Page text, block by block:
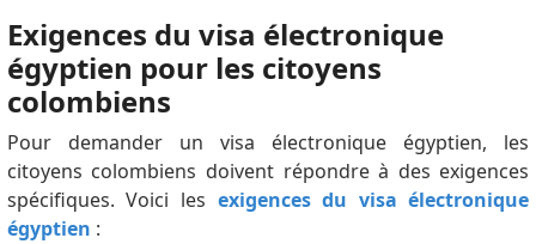
Exigences du visa électronique
égyptien pour les citoyens
colombiens
Pour demander un visa électronique égyptien, les
citoyens colombiens doivent répondre à des exigences
spécifiques. Voici les exigences du visa électronique
égyptien :